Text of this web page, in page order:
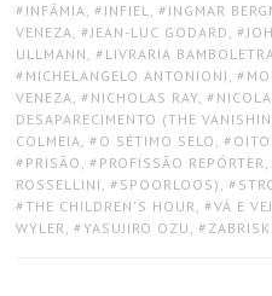
INFÂMIA, INFIEL, INGMAR
VENEZA, JEAN-LUC GODARD ,
ULLMANN , LIVRARIA
MICHELANGELO ANTONIONI ,
VENEZA, NICHOLAS RAY,
DESAPARECIMENTO (THE
COLMEIA, O SÉTIMO SELO ,
PRISÃO , PROFISSÃO REPÓRTER
ROSSELLINI , SPOORLOOS) ,
THE CHILDREN'S HOUR, VÁ E
WYLER, YASUJIRO OZU ,